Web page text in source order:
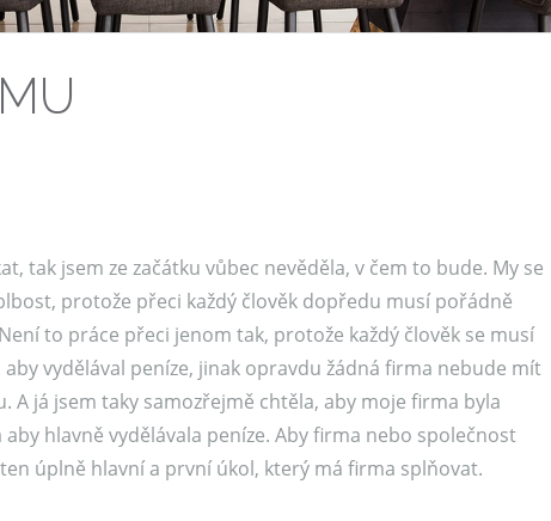
tak jsem ze začátku vůbec nevěděla, v čem to bude. My se
protože přeci každý člověk dopředu musí pořádně
to práce přeci jenom tak, protože každý člověk se musí
vydělával peníze, jinak opravdu žádná firma nebude mít
A já jsem taky samozřejmě chtěla, aby moje firma byla
hlavně vydělávala peníze. Aby firma nebo společnost
úplně hlavní a první úkol, který má firma splňovat.